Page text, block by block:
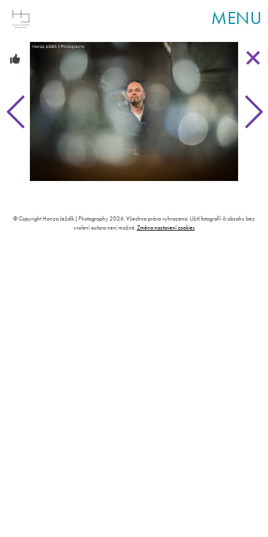
MENU
© Copyright Honza Ježdík | Photography 2026. Všechna práva vyhrazena. Užití fotografií či obsahu bez
svolení autora není možné.Změna nastavení cookies